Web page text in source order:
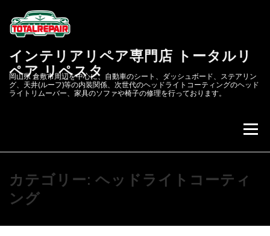
インテリアリペア専門店 トータルリ
ペア リペスタ
岡山県 倉敷市周辺を中心に、自動車のシート、ダッシュボード、ステアリン
グ、天井(ルーフ)等の内装関係、次世代のヘッドライトコーティングのヘッド
ライトリムーバー、家具のソファや椅子の修理を行っております。
メニュー
会社概要 次世代のヘッドライトコーティング&リペア
カテゴリー: ヘッドライトコーティ
ング